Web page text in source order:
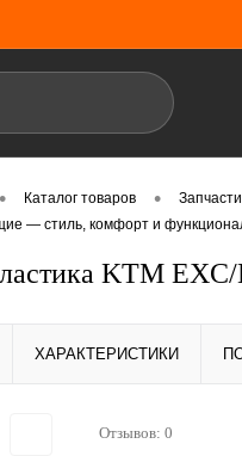
• Каталог товаров • Запчасти
— стиль, комфорт и
KTM
ХАРАКТЕРИСТИКИ
Отзывов: 0